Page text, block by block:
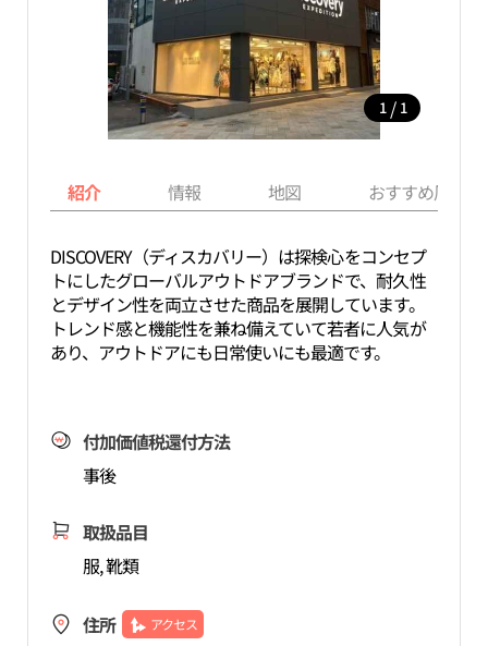
1 / 1
紹介 情報 地図 おすすめ周辺
DISCOVERY（ディスカバリー）は探検心をコンセプ
トにしたグローバルアウトドアブランドで、耐久性
とデザイン性を両立させた商品を展開しています。
トレンド感と機能性を兼ね備えていて若者に人気が
あり、アウトドアにも日常使いにも最適です。
付加価値税還付方法
事後
取扱品目
服, 靴類
住所 アクセス